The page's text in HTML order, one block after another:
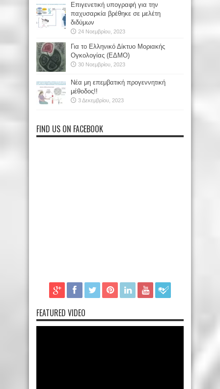
Επιγενετική υπογραφή για την
παχυσαρκία βρέθηκε σε μελέτη
διδύμων
24 Νοεμβρίου, 2023
Για το Ελληνικό Δίκτυο Μοριακής
Ογκολογίας (ΕΔΜΟ)
30 Νοεμβρίου, 2023
Νέα μη επεμβατική προγεννητική
μέθοδος!!
3 Δεκεμβρίου, 2023
FIND US ON FACEBOOK
FEATURED VIDEO